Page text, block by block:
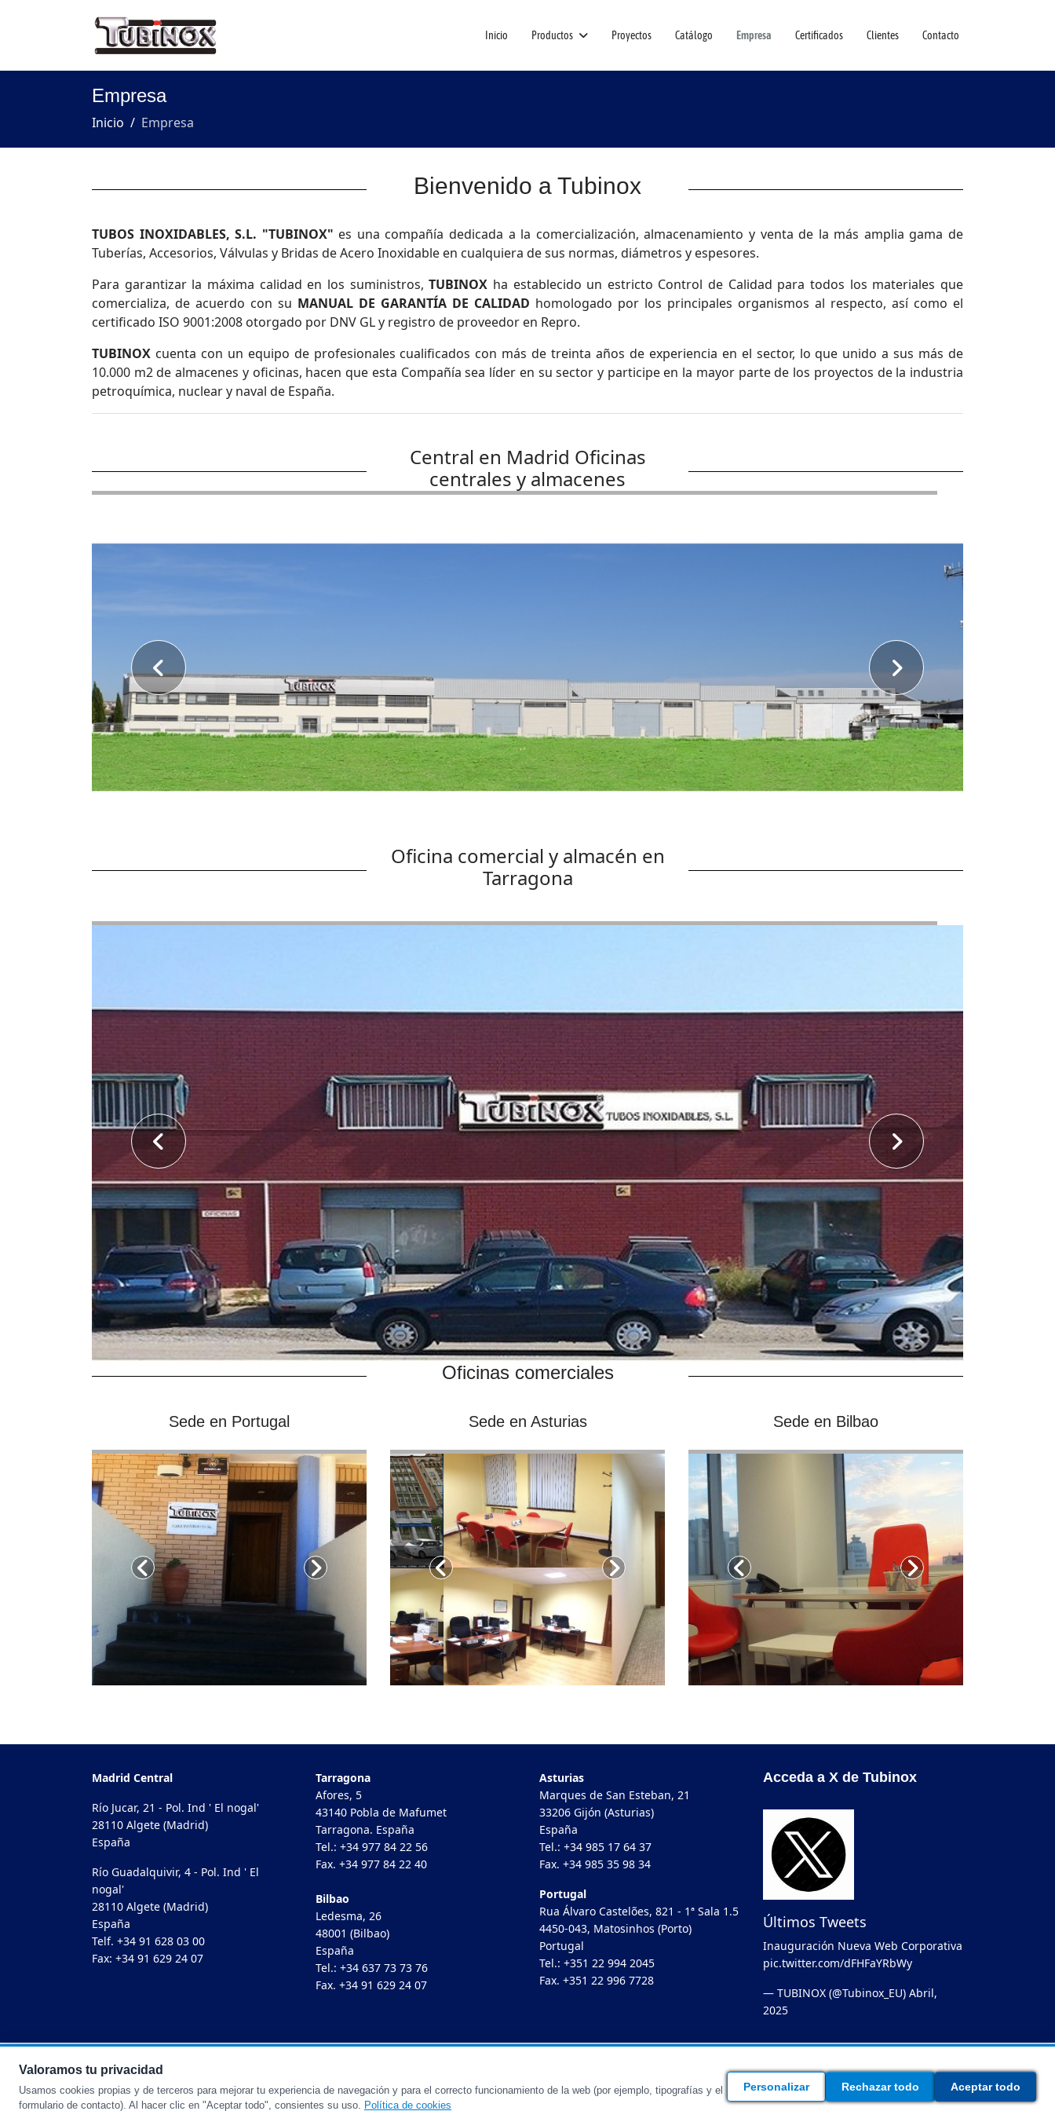
Valoramos tu privacidad
Usamos cookies propias y de terceros para mejorar tu experiencia de navegación y para el correcto funcionamiento de la web (por ejemplo, tipografías y el
formulario de contacto). Al hacer clic en "Aceptar todo", consientes su uso. Política de cookies
Personalizar Rechazar todo Aceptar todo
Inicio Productos Proyectos Catálogo Empresa Certificados Clientes Contacto
Empresa
Inicio Empresa
Bienvenido a Tubinox
TUBOS INOXIDABLES, S.L. "TUBINOX" es una compañía dedicada a la comercialización, almacenamiento y venta de la más amplia gama de
Tuberías, Accesorios, Válvulas y Bridas de Acero Inoxidable en cualquiera de sus normas, diámetros y espesores.
Para garantizar la máxima calidad en los suministros,TUBINOX ha establecido un estricto Control de Calidad para todos los materiales que
comercializa, de acuerdo con su MANUAL DE GARANTÍA DE CALIDAD homologado por los principales organismos al respecto, así como el
certificado ISO 9001:2008 otorgado por DNV GL y registro de proveedor en Repro.
TUBINOX cuenta con un equipo de profesionales cualificados con más de treinta años de experiencia en el sector, lo que unido a sus más de
10.000 m2 de almacenes y oficinas, hacen que esta Compañía sea líder en su sector y participe en la mayor parte de los proyectos de la industria
petroquímica, nuclear y naval de España.
Central en Madrid Oficinas
centrales y almacenes
Oficina comercial y almacén en
Tarragona
Oficinas comerciales
Sede en Portugal Sede en Asturias Sede en Bilbao
Madrid Central
Río Jucar, 21 - Pol. Ind ' El nogal'
28110 Algete (Madrid)
España
Río Guadalquivir, 4 - Pol. Ind ' El
nogal'
28110 Algete (Madrid)
España
Telf. +34 91 628 03 00
Fax: +34 91 629 24 07
Tarragona
Afores, 5
43140 Pobla de Mafumet
Tarragona. España
Tel.: +34 977 84 22 56
Fax. +34 977 84 22 40
Bilbao
Ledesma, 26
48001 (Bilbao)
España
Tel.: +34 637 73 73 76
Fax. +34 91 629 24 07
Asturias
Marques de San Esteban, 21
33206 Gijón (Asturias)
España
Tel.: +34 985 17 64 37
Fax. +34 985 35 98 34
Portugal
Rua Álvaro Castelões, 821 - 1ª Sala 1.5
4450-043, Matosinhos (Porto)
Portugal
Tel.: +351 22 994 2045
Fax. +351 22 996 7728
Acceda a X de Tubinox
Últimos Tweets
Inauguración Nueva Web Corporativa
pic.twitter.com/dFHFaYRbWy
— TUBINOX (@Tubinox_EU) Abril,
2025
© 2026 Tubinox Tubos Inoxidables SL Política de privacidad - Aviso legal Política de cookies